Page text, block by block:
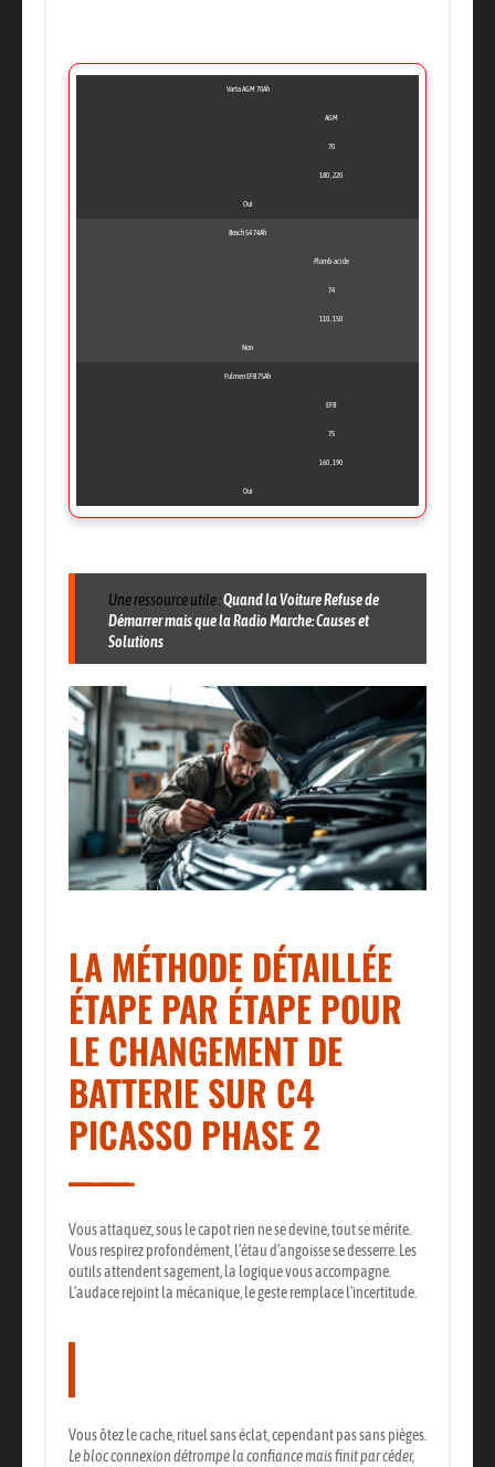
Varta AGM 70Ah
AGM
70
180 , 220
Oui
Bosch S4 74Ah
Plomb-acide
74
110 , 150
Non
Fulmen EFB 75Ah
EFB
75
160 , 190
Oui
Une ressource utile :Quand la Voiture Refuse de
Démarrer mais que la Radio Marche: Causes et
Solutions
LA MÉTHODE DÉTAILLÉE
ÉTAPE PAR ÉTAPE POUR
LE CHANGEMENT DE
BATTERIE SUR C4
PICASSO PHASE 2
Vous attaquez, sous le capot rien ne se devine, tout se mérite.
Vous respirez profondément, l’étau d’angoisse se desserre. Les
outils attendent sagement, la logique vous accompagne.
L’audace rejoint la mécanique, le geste remplace l’incertitude.
Vous ôtez le cache, rituel sans éclat, cependant pas sans pièges.
Le bloc connexion détrompe la confiance mais finit par céder,